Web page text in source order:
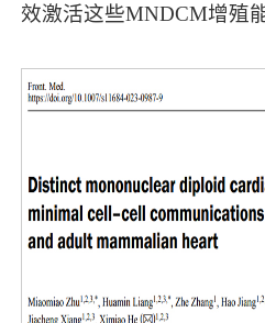
效激活这些MNDCM增殖